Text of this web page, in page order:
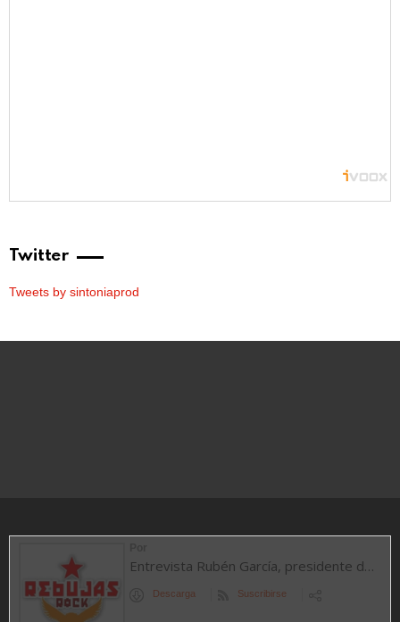
Twitter
Tweets by sintoniaprod